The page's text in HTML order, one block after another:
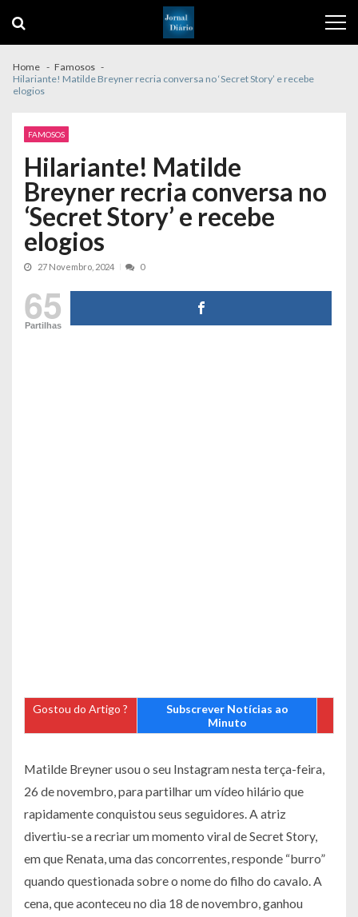
navigation
content
Home
Famosos
Hilariante! Matilde Breyner recria conversa no ‘Secret Story’ e recebe
elogios
FAMOSOS
Hilariante! Matilde
Breyner recria conversa no
‘Secret Story’ e recebe
elogios
27 Novembro, 2024 0
65
Partilhas
Gostou do Artigo ?
Subscrever Notícias ao
Minuto
Matilde Breyner usou o seu Instagram nesta terça-feira,
26 de novembro, para partilhar um vídeo hilário que
rapidamente conquistou seus seguidores. A atriz
divertiu-se a recriar um momento viral deSecret Story,
em que Renata, uma das concorrentes, responde “burro”
quando questionada sobre o nome do filho do cavalo. A
cena, que aconteceu no dia 18 de novembro, ganhou